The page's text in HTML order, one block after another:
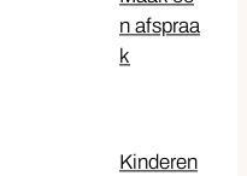
n afspraa
k
Kinderen